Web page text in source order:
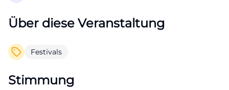
Über diese Veranstaltung
Festivals
Stimmung